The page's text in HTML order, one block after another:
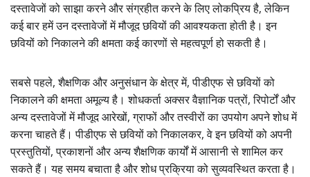
दस्तावेजों को साझा करने और संग्रहीत करने के लिए लोकप्रिय है, लेकिन
कई बार हमें उन दस्तावेजों में मौजूद छवियों की आवश्यकता होती है। इन
छवियों को निकालने की क्षमता कई कारणों से महत्वपूर्ण हो सकती है।
सबसे पहले, शैक्षणिक और अनुसंधान के क्षेत्र में, पीडीएफ से छवियों को
निकालने की क्षमता अमूल्य है। शोधकर्ता अक्सर वैज्ञानिक पत्रों, रिपोर्टों और
अन्य दस्तावेजों में मौजूद आरेखों, ग्राफों और तस्वीरों का उपयोग अपने शोध में
करना चाहते हैं। पीडीएफ से छवियों को निकालकर, वे इन छवियों को अपनी
प्रस्तुतियों, प्रकाशनों और अन्य शैक्षणिक कार्यों में आसानी से शामिल कर
सकते हैं। यह समय बचाता है और शोध प्रक्रिया को सुव्यवस्थित करता है।